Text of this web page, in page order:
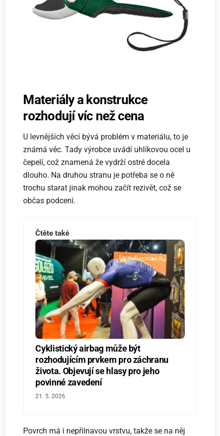
Materiály a konstrukce
rozhodují víc než cena
U levnějších věcí bývá problém v materiálu, to je
známá věc. Tady výrobce uvádí uhlíkovou ocel u
čepelí, což znamená že vydrží ostré docela
dlouho. Na druhou stranu je potřeba se o ně
trochu starat jinak mohou začít rezivět, což se
občas podcení.
Čtěte také
Cyklistický airbag může být
rozhodujícím prvkem pro záchranu
života. Objevují se hlasy pro jeho
povinné zavedení
21. 5. 2026
Povrch má i nepřilnavou vrstvu, takže se na něj